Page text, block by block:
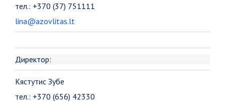
тел.: +370 (37) 751111
lina@azovlitas.lt
Директор:
Кястутис Зубе
тел.: +370 (656) 42330